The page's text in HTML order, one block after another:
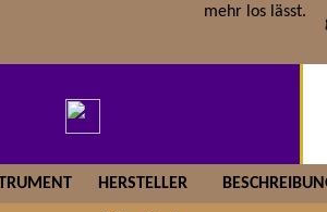
mehr los lässt.
HERSTELLER